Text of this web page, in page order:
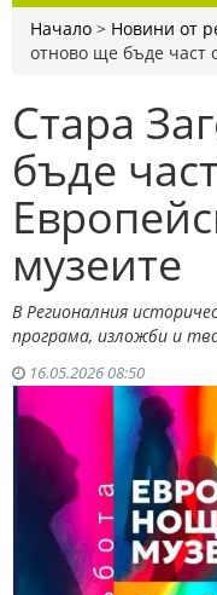
Начало > Новини от
отново ще бъде част
Стара
бъде
музеите
В Регионалния
програма, изложби и
16.05.2026 08:50